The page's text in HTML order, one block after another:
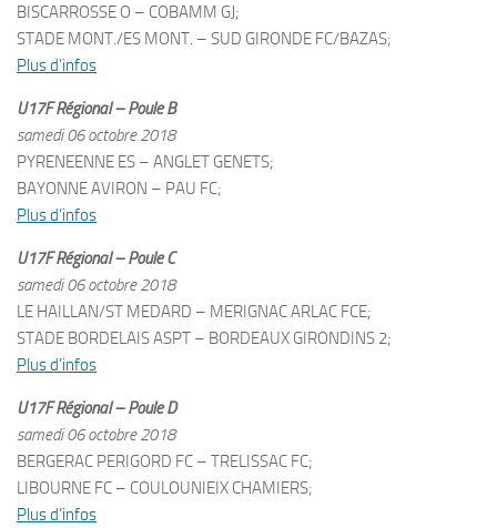
BISCARROSSE O – COBAMM GJ;
STADE MONT./ES MONT. – SUD GIRONDE FC/BAZAS;
Plus d’infos
U17F Régional – Poule B
samedi 06 octobre 2018
PYRENEENNE ES – ANGLET GENETS;
BAYONNE AVIRON – PAU FC;
Plus d’infos
U17F Régional – Poule C
samedi 06 octobre 2018
LE HAILLAN/ST MEDARD – MERIGNAC ARLAC FCE;
STADE BORDELAIS ASPT – BORDEAUX GIRONDINS 2;
Plus d’infos
U17F Régional – Poule D
samedi 06 octobre 2018
BERGERAC PERIGORD FC – TRELISSAC FC;
LIBOURNE FC – COULOUNIEIX CHAMIERS;
Plus d’infos